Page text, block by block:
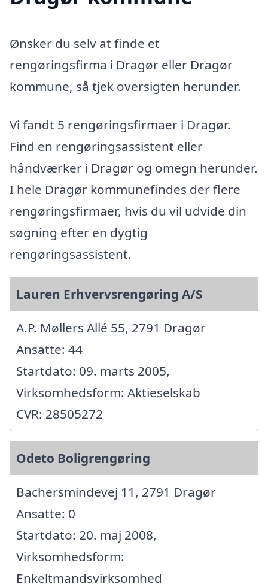
Ønsker du selv at finde et
rengøringsfirma i Dragør eller Dragør
kommune, så tjek oversigten herunder.
Vi fandt 5 rengøringsfirmaer i Dragør.
Find en rengøringsassistent eller
håndværker i Dragør og omegn herunder.
I hele Dragør kommunefindes der flere
rengøringsfirmaer, hvis du vil udvide din
søgning efter en dygtig
rengøringsassistent.
Lauren Erhvervsrengøring A/S
A.P. Møllers Allé 55, 2791 Dragør
Ansatte: 44
Startdato: 09. marts 2005,
Virksomhedsform: Aktieselskab
CVR: 28505272
Odeto Boligrengøring
Bachersmindevej 11, 2791 Dragør
Ansatte: 0
Startdato: 20. maj 2008,
Virksomhedsform:
Enkeltmandsvirksomhed